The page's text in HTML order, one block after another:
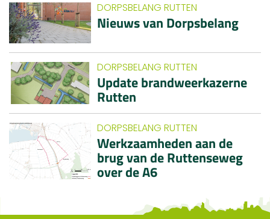
DORPSBELANG RUTTEN
Nieuws van Dorpsbelang
DORPSBELANG RUTTEN
Update brandweerkazerne
Rutten
DORPSBELANG RUTTEN
Werkzaamheden aan de
brug van de Ruttenseweg
over de A6